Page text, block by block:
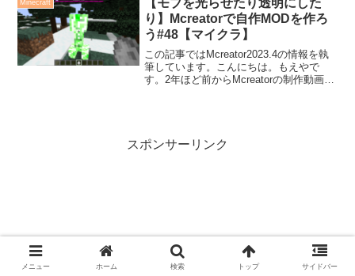
Minecraft
【モブを光らせたり透明にした
り】Mcreatorで自作MODを作ろ
う#48【マイクラ】
この記事ではMcreator2023.4の情報を執
筆しています。こんにちは。もえやで
す。2年ほど前からMcreatorの制作動画を
スポンサーリンク
メニュー ホーム 検索 トップ サイドバー